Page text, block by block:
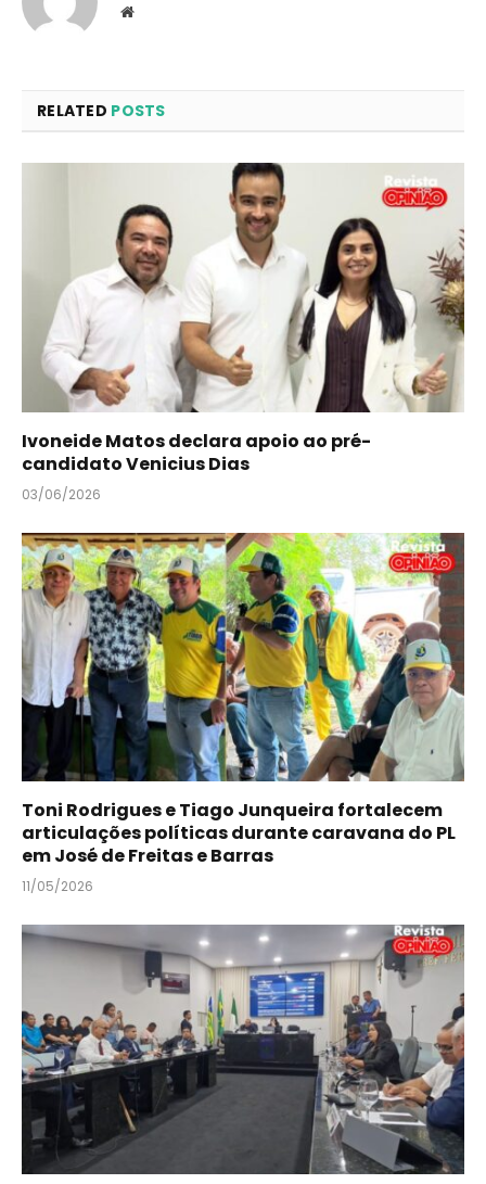
Website
RELATED POSTS
Ivoneide Matos declara apoio ao pré-
candidato Venicius Dias
03/06/2026
Toni Rodrigues e Tiago Junqueira fortalecem
articulações políticas durante caravana do PL
em José de Freitas e Barras
11/05/2026